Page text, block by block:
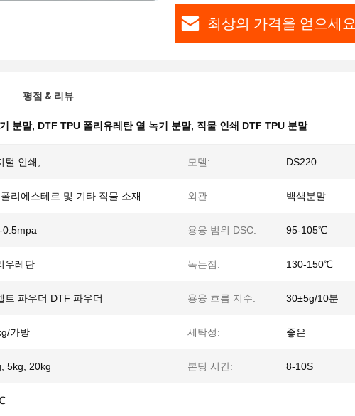
최상의 가격을 얻으세요
평점 & 리뷰
분말, DTF TPU 폴리유레탄 열 녹기 분말, 직물 인쇄 DTF TPU 분말
털 인쇄, 모델: DS220
리에스테르 및 기타 직물 소재 외관: 백색분말
0.5mpa 용융 범위 DSC: 95-105℃
우레탄 녹는점: 130-150℃
트 파우더 DTF 파우더 용융 흐름 지수: 30±5g/10분
가방 세탁성: 좋은
5kg, 20kg 본딩 시간: 8-10S